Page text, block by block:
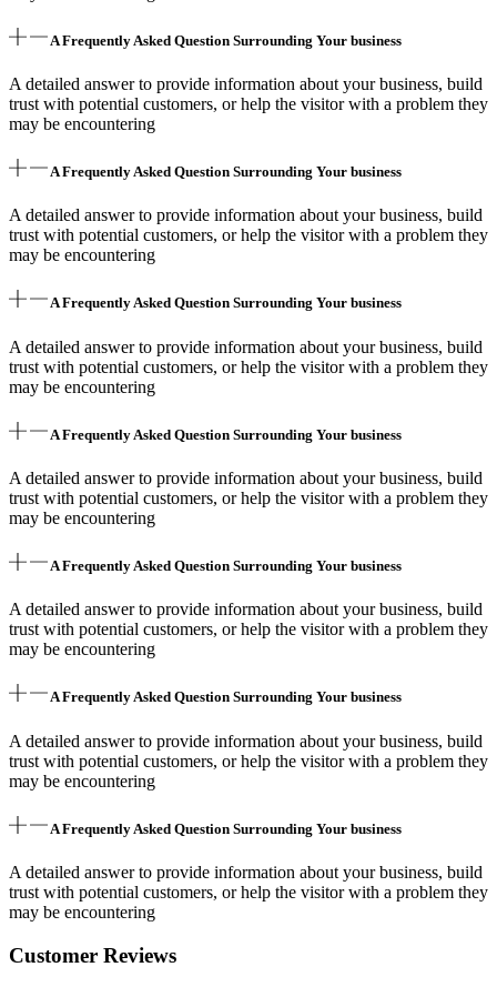
A Frequently Asked Question Surrounding Your business
A detailed answer to provide information about your business, build
trust with potential customers, or help the visitor with a problem they
may be encountering
A Frequently Asked Question Surrounding Your business
A detailed answer to provide information about your business, build
trust with potential customers, or help the visitor with a problem they
may be encountering
A Frequently Asked Question Surrounding Your business
A detailed answer to provide information about your business, build
trust with potential customers, or help the visitor with a problem they
may be encountering
A Frequently Asked Question Surrounding Your business
A detailed answer to provide information about your business, build
trust with potential customers, or help the visitor with a problem they
may be encountering
A Frequently Asked Question Surrounding Your business
A detailed answer to provide information about your business, build
trust with potential customers, or help the visitor with a problem they
may be encountering
A Frequently Asked Question Surrounding Your business
A detailed answer to provide information about your business, build
trust with potential customers, or help the visitor with a problem they
may be encountering
A Frequently Asked Question Surrounding Your business
A detailed answer to provide information about your business, build
trust with potential customers, or help the visitor with a problem they
may be encountering
Customer Reviews